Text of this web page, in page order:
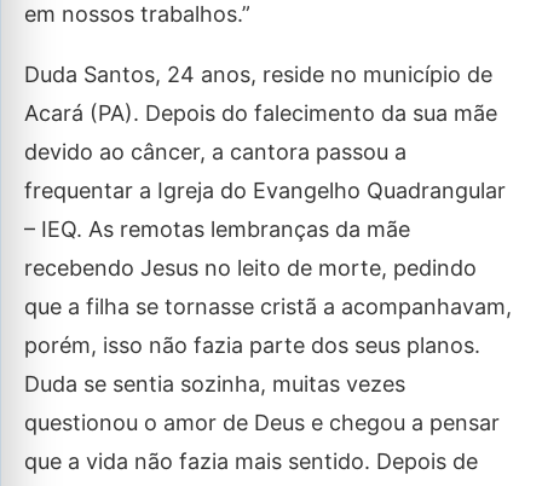
em nossos trabalhos.”
Duda Santos, 24 anos, reside no município de
Acará (PA). Depois do falecimento da sua mãe
devido ao câncer, a cantora passou a
frequentar a Igreja do Evangelho Quadrangular
– IEQ. As remotas lembranças da mãe
recebendo Jesus no leito de morte, pedindo
que a filha se tornasse cristã a acompanhavam,
porém, isso não fazia parte dos seus planos.
Duda se sentia sozinha, muitas vezes
questionou o amor de Deus e chegou a pensar
que a vida não fazia mais sentido. Depois de